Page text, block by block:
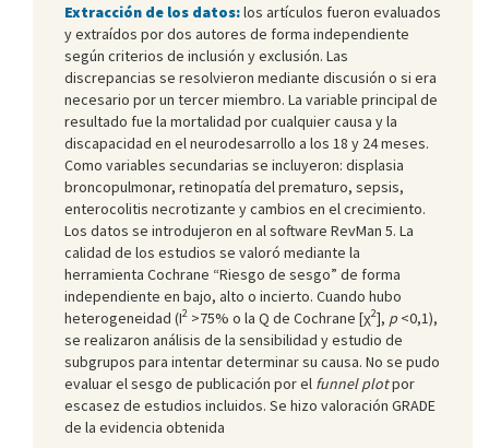
Extracción de los datos:los artículos fueron evaluados
y extraídos por dos autores de forma independiente
según criterios de inclusión y exclusión. Las
discrepancias se resolvieron mediante discusión o si era
necesario por un tercer miembro. La variable principal de
resultado fue la mortalidad por cualquier causa y la
discapacidad en el neurodesarrollo a los 18 y 24 meses.
Como variables secundarias se incluyeron: displasia
broncopulmonar, retinopatía del prematuro, sepsis,
enterocolitis necrotizante y cambios en el crecimiento.
Los datos se introdujeron en al software RevMan 5. La
calidad de los estudios se valoró mediante la
herramienta Cochrane “Riesgo de sesgo” de forma
independiente en bajo, alto o incierto. Cuando hubo
heterogeneidad (I2 >75% o la Q de Cochrane [χ2], p <0,1),
se realizaron análisis de la sensibilidad y estudio de
subgrupos para intentar determinar su causa. No se pudo
evaluar el sesgo de publicación por el funnel plotpor
escasez de estudios incluidos. Se hizo valoración GRADE
de la evidencia obtenida